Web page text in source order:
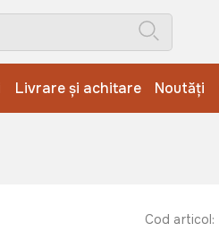
Livrare și achitare Noutăți
Cod articol: